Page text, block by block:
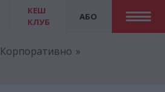
АБО
КЕШ
КЛУБ
Корпоративно